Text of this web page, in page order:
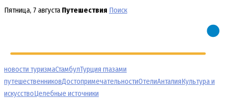
Перейти
Пятница, 7 августа Путешествия Поиск
новости туризмаСтамбулТурция глазами
путешественниковДостопримечательностиОтелиАнталияКультура и
искусствоЦелебные источники